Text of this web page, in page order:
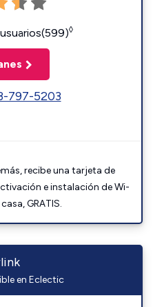
◊
797-5203
recibe una tarjeta de
e instalación de Wi-
GRATIS.
en Eclectic